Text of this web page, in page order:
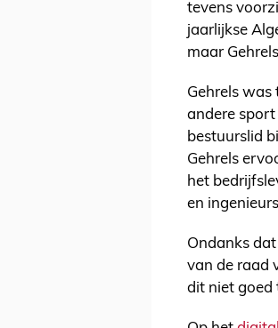
tevens
jaarlijkse
maar
Gehrels
andere
bestuurslid
Gehrels
het
en
Ondanks
van de raad
dit niet goed